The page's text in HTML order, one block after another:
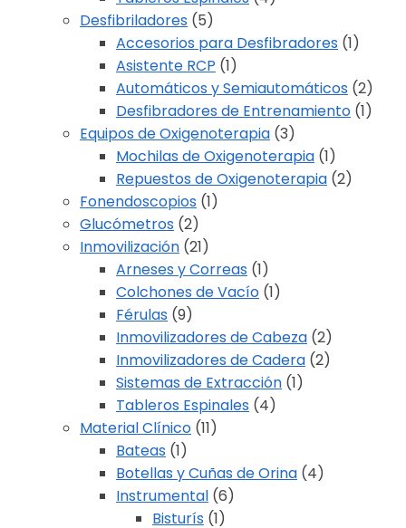
Desfibriladores (5)
Accesorios para Desfibradores (1)
Asistente RCP (1)
Automáticos y Semiautomáticos (2)
Desfibradores de Entrenamiento (1)
Equipos de Oxigenoterapia (3)
Mochilas de Oxigenoterapia (1)
Repuestos de Oxigenoterapia (2)
Fonendoscopios (1)
Glucómetros (2)
Inmovilización (21)
Arneses y Correas (1)
Colchones de Vacío (1)
Férulas (9)
Inmovilizadores de Cabeza (2)
Inmovilizadores de Cadera (2)
Sistemas de Extracción (1)
Tableros Espinales (4)
Material Clínico (11)
Bateas (1)
Botellas y Cuñas de Orina (4)
Instrumental (6)
Bisturís (1)